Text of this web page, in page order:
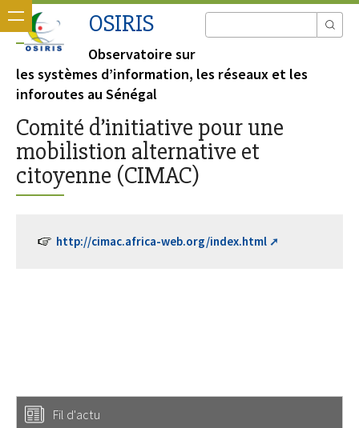
OSIRIS
Observatoire sur
les systèmes d’information, les réseaux et les
inforoutes au Sénégal
Comité d’initiative pour une
mobilistion alternative et
citoyenne (CIMAC)
http://cimac.africa-web.org/index.html
Fil d'actu